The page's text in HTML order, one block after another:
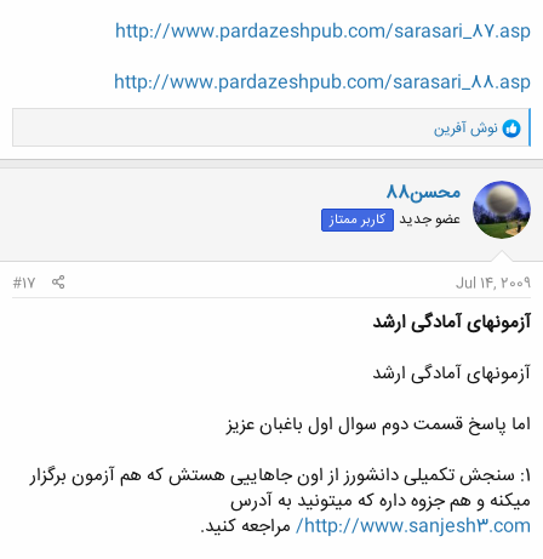
http://www.pardazeshpub.com/sarasari_87.asp
http://www.pardazeshpub.com/sarasari_88.asp
و
ا
ک
ن
ش
ه
ا
نوش آفرین
محسن88
عضو جدید کاربر ممتاز
Jul 14, 2009
#17
آزمونهای آمادگی ارشد
آزمونهای آمادگی ارشد
اما پاسخ قسمت دوم سوال اول باغبان عزیز
1: سنجش تکمیلی دانشورز از اون جاهاییی هستش که هم آزمون برگزار
میکنه و هم جزوه داره که میتونید به آدرس
http://www.sanjesh3.com/ مراجعه کنید.